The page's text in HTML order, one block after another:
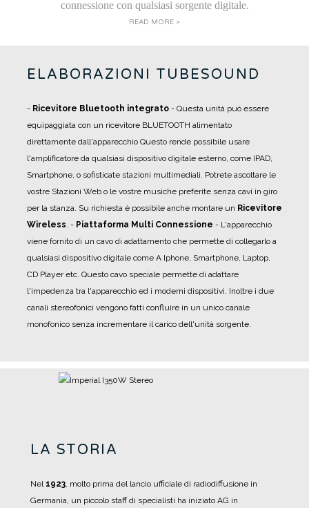
connessione con qualsiasi sorgente digitale.
READ MORE >
ELABORAZIONI TUBESOUND
- Ricevitore Bluetooth integrato - Questa unità può essere
equipaggiata con un ricevitore BLUETOOTH alimentato
direttamente dall'apparecchio Questo rende possibile usare
l'amplificatore da qualsiasi dispositivo digitale esterno, come IPAD,
Smartphone, o sofisticate stazioni multimediali. Potrete ascoltare le
vostre Stazioni Web o le vostre musiche preferite senza cavi in giro
per la stanza. Su richiesta è possibile anche montare un Ricevitore
Wireless. - Piattaforma Multi Connessione - L'apparecchio
viene fornito di un cavo di adattamento che permette di collegarlo a
qualsiasi dispositivo digitale come A Iphone, Smartphone, Laptop,
CD Player etc. Questo cavo speciale permette di adattare
l'impedenza tra l'apparecchio ed i moderni dispositivi. Inoltre i due
canali stereofonici vengono fatti confluire in un unico canale
monofonico senza incrementare il carico dell'unità sorgente.
LA STORIA
Nel 1923, molto prima del lancio ufficiale di radiodiffusione in
Germania, un piccolo staff di specialisti ha iniziato AG in